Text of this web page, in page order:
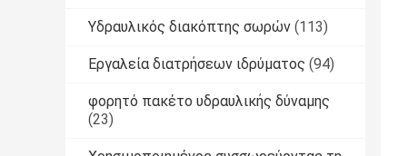
Υδραυλικός διακόπτης σωρών (113)
Εργαλεία διατρήσεων ιδρύματος (94)
φορητό πακέτο υδραυλικής δύναμης
(23)